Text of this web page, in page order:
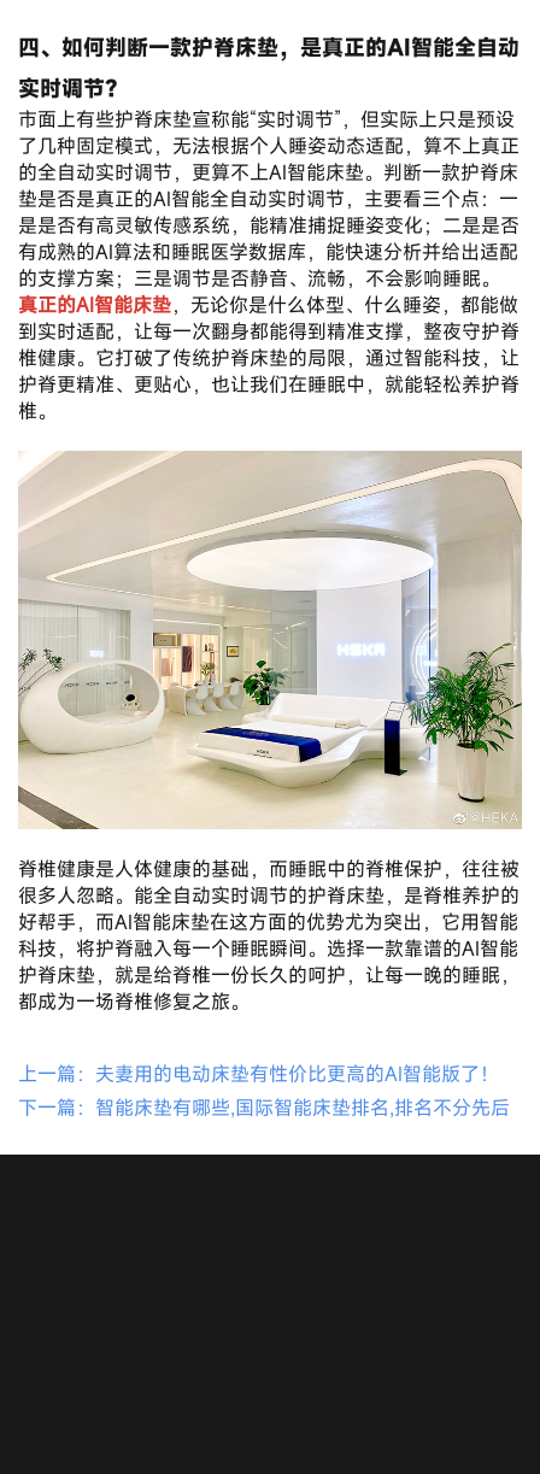
四、如何判断一款护脊床垫，是真正的AI智能全自动
实时调节？
市面上有些护脊床垫宣称能“实时调节”，但实际上只是预设
了几种固定模式，无法根据个人睡姿动态适配，算不上真正
的全自动实时调节，更算不上AI智能床垫。判断一款护脊床
垫是否是真正的AI智能全自动实时调节，主要看三个点：一
是是否有高灵敏传感系统，能精准捕捉睡姿变化；二是是否
有成熟的AI算法和睡眠医学数据库，能快速分析并给出适配
的支撑方案；三是调节是否静音、流畅，不会影响睡眠。
真正的AI智能床垫，无论你是什么体型、什么睡姿，都能做
到实时适配，让每一次翻身都能得到精准支撑，整夜守护脊
椎健康。它打破了传统护脊床垫的局限，通过智能科技，让
护脊更精准、更贴心，也让我们在睡眠中，就能轻松养护脊
椎。
脊椎健康是人体健康的基础，而睡眠中的脊椎保护，往往被
很多人忽略。能全自动实时调节的护脊床垫，是脊椎养护的
好帮手，而AI智能床垫在这方面的优势尤为突出，它用智能
科技，将护脊融入每一个睡眠瞬间。选择一款靠谱的AI智能
护脊床垫，就是给脊椎一份长久的呵护，让每一晚的睡眠，
都成为一场脊椎修复之旅。
上一篇：夫妻用的电动床垫有性价比更高的AI智能版了！
下一篇：智能床垫有哪些,国际智能床垫排名,排名不分先后